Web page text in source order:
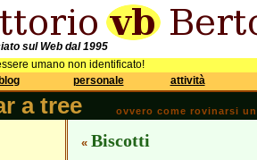
sul Web dal 1995
umano non identificato!
blog personale attività
a tree ovvero come rovinarsi
« Biscotti